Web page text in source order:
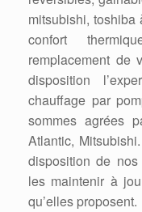
mitsubishi, toshiba
confort
remplacement de
disposition
chauffage par
sommes agrées
Atlantic,
disposition de
les maintenir à
qu’elles proposent.